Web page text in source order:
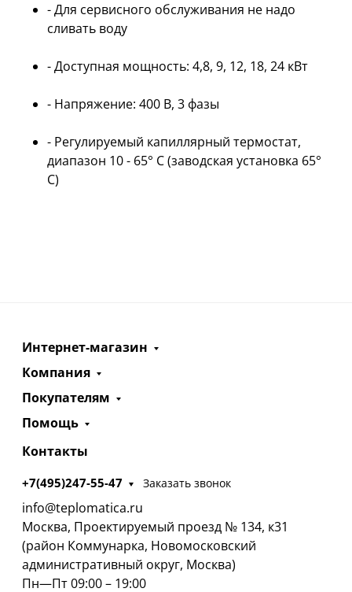
- Для сервисного обслуживания не надо
сливать воду
- Доступная мощность: 4,8, 9, 12, 18, 24 кВт
- Напряжение: 400 В, 3 фазы
- Регулируемый капиллярный термостат,
диапазон 10 - 65° C (заводская установка 65°
C)
Интернет-магазин
Компания
Покупателям
Помощь
Контакты
+7(495)247-55-47 Заказать звонок
info@teplomatica.ru
Москва, Проектируемый проезд № 134, к31
(район Коммунарка, Новомосковский
административный округ, Москва)
Пн—Пт 09:00 – 19:00